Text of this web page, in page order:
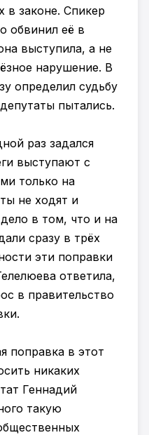
в законе. Спикер
обвинил её в
выступила, а не
нарушение. В
определил судьбу
пытались.
раз задался
выступают с
только на
не ходят и
в том, что и на
сразу в трёх
эти поправки
ответила,
в правительство
поправка в этот
никаких
Геннадий
такую